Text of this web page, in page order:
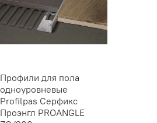
Профили для пола
одноуровневые
Profilpas Серфикс
Проэнгл PROANGLE